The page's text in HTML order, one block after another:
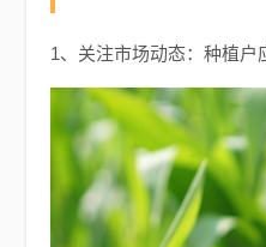
1、关注市场动态：种植户